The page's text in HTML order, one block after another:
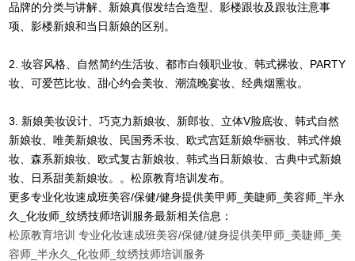
品牌的分类与讲解、新娘真假发结合造型、影楼跟妆及跟妆注意事
项、影楼新娘和当日新娘的区别。
2. 妆容风格、自然简约生活妆、都市白领职业妆、韩式裸妆、PARTY
妆、可爱芭比妆、甜心约会美妆、潮流晚宴妆、经典烟熏妆。
3. 新娘美妆设计、巧克力新娘妆、新郎妆、立体V脸底妆、韩式自然
新娘妆、唯美新娘妆、民国秀禾妆、欧式宫廷新娘华丽妆、韩式伴娘
妆、森系新娘妆、欧式复古新娘妆、韩式当日新娘妆、古典中式新娘
妆、日系甜美新娘妆。。松原教育培训发布。
更多专业化妆速成班美容/保健/健身提供美甲师_美睫师_美容师_半永
久_化妆师_纹绣技师培训服务最新相关信息：
松原教育培训 专业化妆速成班美容/保健/健身提供美甲师_美睫师_美
容师_半永久_化妆师_纹绣技师培训服务